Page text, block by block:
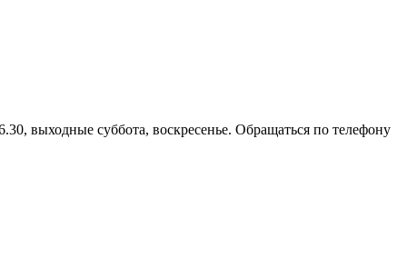
выходные суббота, воскресенье. Обращаться по телефону